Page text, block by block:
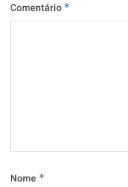
Comentário *
Nome *